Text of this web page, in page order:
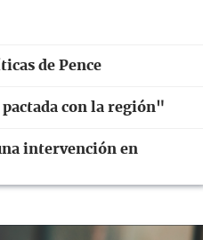
de Pence
con la región"
intervención en